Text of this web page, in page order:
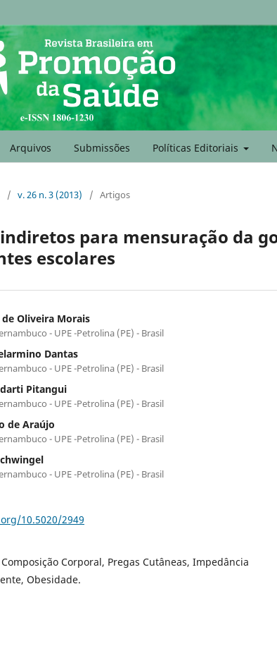
Arquivos Submissões Políticas Editoriais
/ v. 26 n. 3 (2013) / Artigos
para mensuração da
escolares
Oliveira Morais
- UPE -Petrolina (PE) - Brasil
Dantas
- UPE -Petrolina (PE) - Brasil
Pitangui
- UPE -Petrolina (PE) - Brasil
de Araújo
- UPE -Petrolina (PE) - Brasil
- UPE -Petrolina (PE) - Brasil
10.5020/2949
Composição Corporal, Pregas Cutâneas, Impedância
Obesidade.